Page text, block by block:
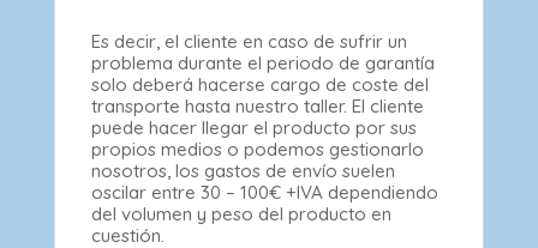
Es decir, el cliente en caso de sufrir un
problema durante el periodo de garantía
solo deberá hacerse cargo de coste del
transporte hasta nuestro taller. El cliente
puede hacer llegar el producto por sus
propios medios o podemos gestionarlo
nosotros, los gastos de envío suelen
oscilar entre 30 – 100€ +IVA dependiendo
del volumen y peso del producto en
cuestión.